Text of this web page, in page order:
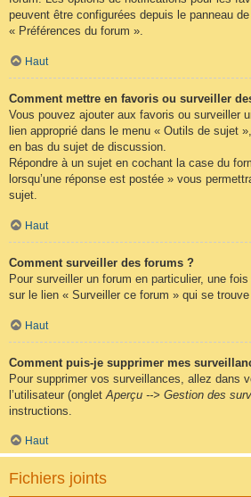
peuvent être configurées depuis le panneau de
« Préférences du forum ».
Haut
Comment mettre en favoris ou surveiller
Vous pouvez ajouter aux favoris ou surveiller
lien approprié dans le menu « Outils de sujet
en bas du sujet de discussion.
Répondre à un sujet en cochant la case du
lorsqu’une réponse est postée » vous
sujet.
Haut
Comment surveiller des forums ?
Pour surveiller un forum en particulier, une
sur le lien « Surveiller ce forum » qui se trouve
Haut
Comment puis-je supprimer mes
Pour supprimer vos surveillances, allez dans
l’utilisateur (onglet Aperçu --> Gestion des
instructions.
Haut
Fichiers joints